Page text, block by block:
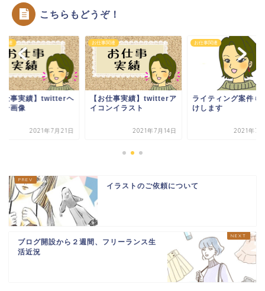
こちらもどうぞ！
関連
仕事実績】twitterヘ
ー画像
2021年7月21日
お仕事関連
【お仕事実績】twitterア
イコンイラスト
2021年7月14日
お仕事関連
ライティング案件も
けします
2021年7
イラストのご依頼について
ブログ開設から２週間、フリーランス生
活近況